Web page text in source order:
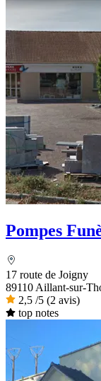
Pompes
17 route de Joigny
89110 Aillant-sur-
2,5 /5 (2 avis)
top notes